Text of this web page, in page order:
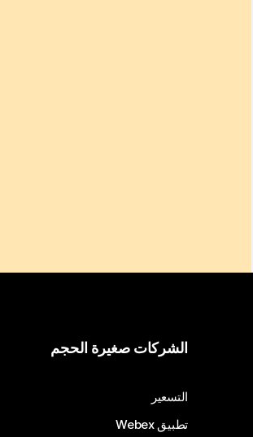
الشركات صغيرة الحجم
التسعير
تطبيق Webex